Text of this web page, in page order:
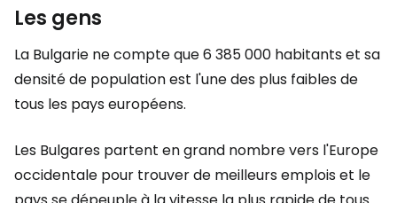
Les gens
La Bulgarie ne compte que 6 385 000 habitants et sa
densité de population est l'une des plus faibles de
tous les pays européens.
Les Bulgares partent en grand nombre vers l'Europe
occidentale pour trouver de meilleurs emplois et le